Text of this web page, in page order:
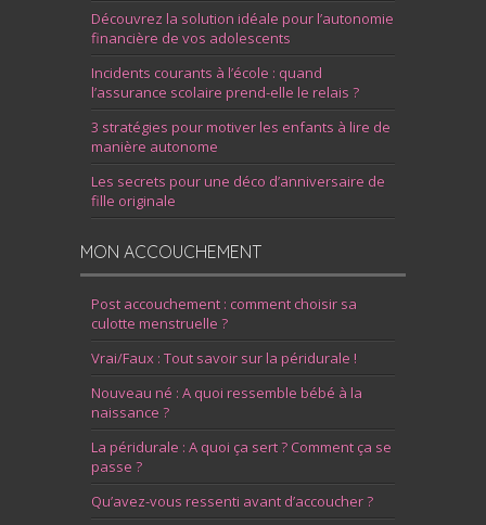
Découvrez la solution idéale pour l’autonomie
financière de vos adolescents
Incidents courants à l’école : quand
l’assurance scolaire prend-elle le relais ?
3 stratégies pour motiver les enfants à lire de
manière autonome
Les secrets pour une déco d’anniversaire de
fille originale
MON ACCOUCHEMENT
Post accouchement : comment choisir sa
culotte menstruelle ?
Vrai/Faux : Tout savoir sur la péridurale !
Nouveau né : A quoi ressemble bébé à la
naissance ?
La péridurale : A quoi ça sert ? Comment ça se
passe ?
Qu’avez-vous ressenti avant d’accoucher ?